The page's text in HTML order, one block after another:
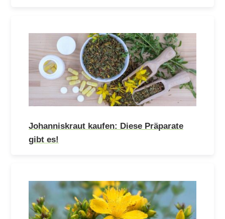
Johanniskraut kaufen: Diese Präparate
gibt es!